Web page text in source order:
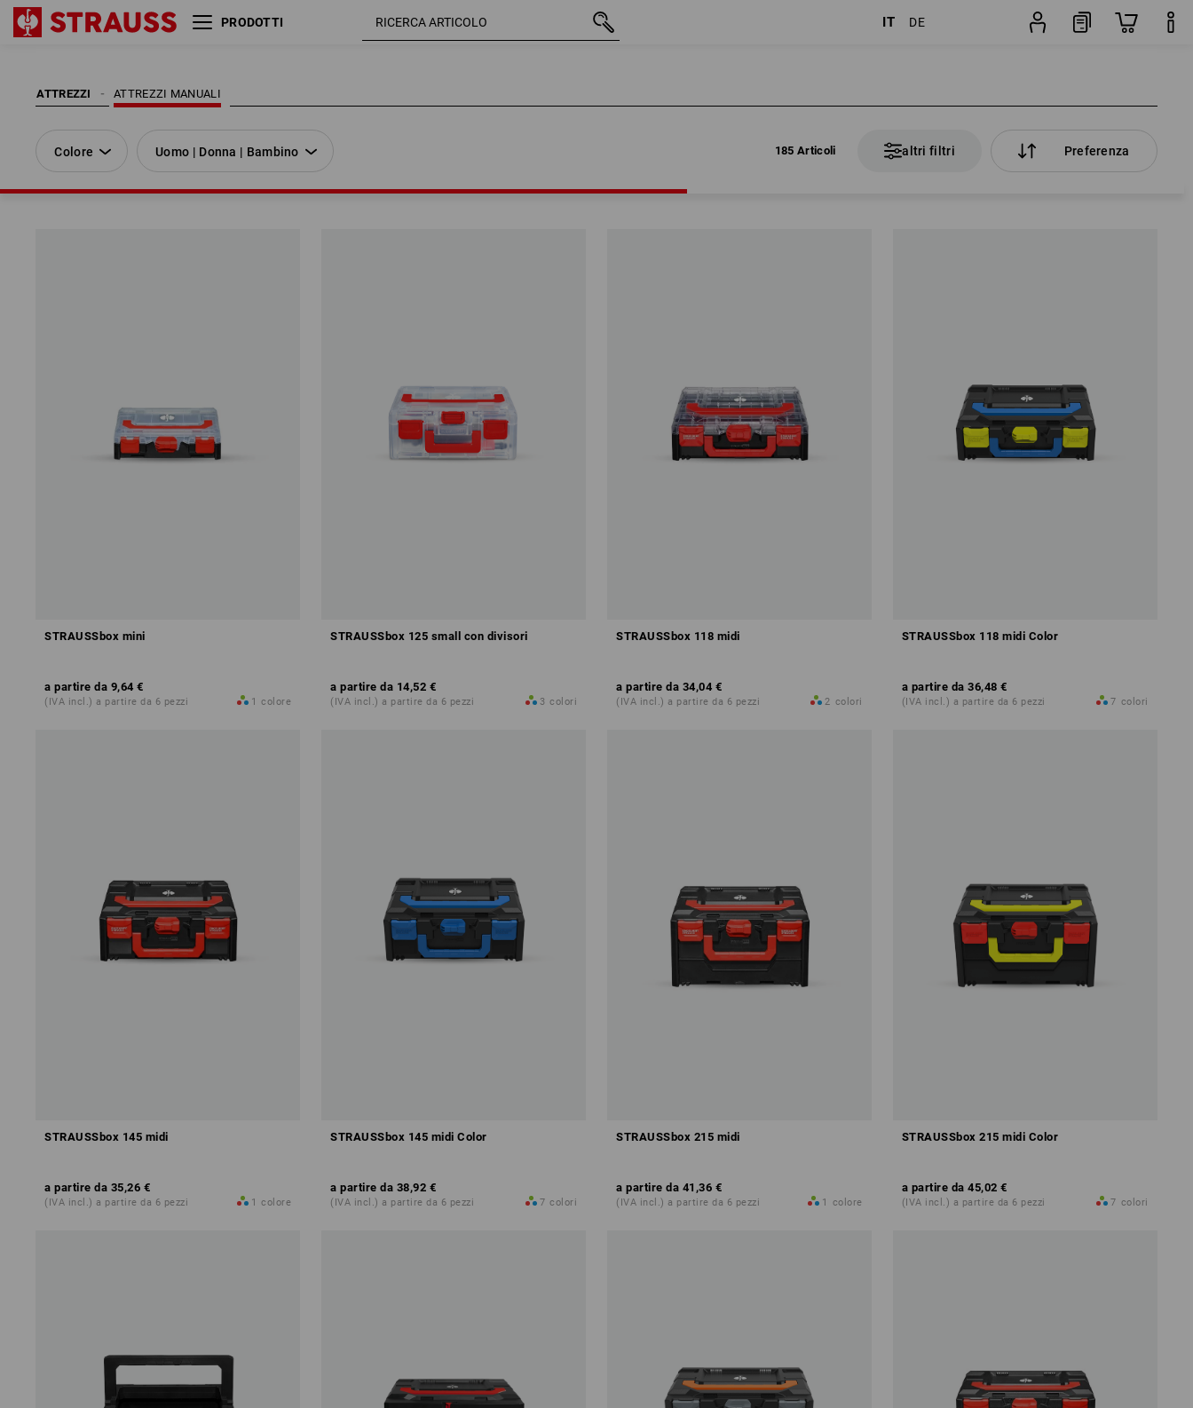
PRODOTTI IT DE
ATTREZZI ATTREZZI MANUALI
Colore Uomo | Donna | Bambino 185 Articoli altri filtri Preferenza
Colore Uomo | Donna | Bambino
STRAUSSbox mini
a partire da 9,64 €
(IVA incl.) a partire da 6 pezzi 1 colore
STRAUSSbox 125 small con divisori
a partire da 14,52 €
(IVA incl.) a partire da 6 pezzi 3 colori
STRAUSSbox 118 midi
a partire da 34,04 €
(IVA incl.) a partire da 6 pezzi 2 colori
STRAUSSbox 118 midi Color
a partire da 36,48 €
(IVA incl.) a partire da 6 pezzi 7 colori
STRAUSSbox 145 midi
a partire da 35,26 €
(IVA incl.) a partire da 6 pezzi 1 colore
STRAUSSbox 145 midi Color
a partire da 38,92 €
(IVA incl.) a partire da 6 pezzi 7 colori
STRAUSSbox 215 midi
a partire da 41,36 €
(IVA incl.) a partire da 6 pezzi 1 colore
STRAUSSbox 215 midi Color
a partire da 45,02 €
(IVA incl.) a partire da 6 pezzi 7 colori